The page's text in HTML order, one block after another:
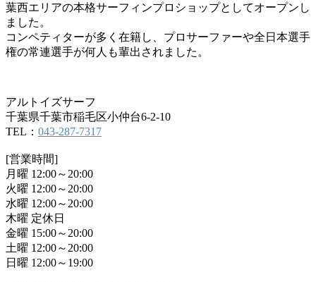
葉西エリアの本格サーフィンプロショップとしてオープンし
ました。
コンペティターが多く在籍し、プロサーファーや全日本選手
権の常連選手が何人も輩出されました。
アルトイズサーフ
千葉県千葉市稲毛区小仲台6-2-10
TEL： 043-287-7317
[営業時間]
月曜 12:00～20:00
火曜 12:00～20:00
水曜 12:00～20:00
木曜 定休日
金曜 15:00～20:00
土曜 12:00～20:00
日曜 12:00～19:00